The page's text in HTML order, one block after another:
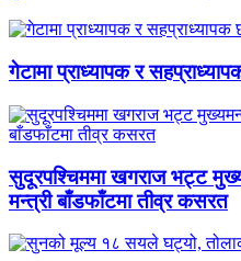
गेटामा प्राध्यापक र
सुदूरपश्चिममा खगराज भट्ट
मन्त्री बाँडफाँटमा तीव्र कसरत